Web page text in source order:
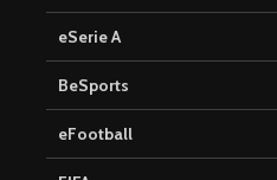
eSerie A
BeSports
eFootball